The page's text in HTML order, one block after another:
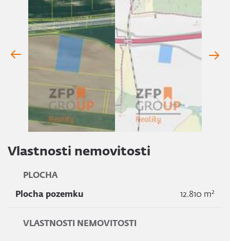
Vlastnosti nemovitosti
PLOCHA
Plocha pozemku 12.810 m2
VLASTNOSTI NEMOVITOSTI